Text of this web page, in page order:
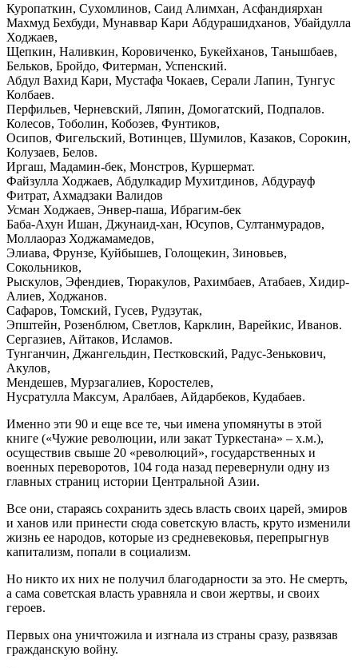
Куропаткин, Сухомлинов, Саид Алимхан, Асфандиярхан
Махмуд Бехбуди, Мунаввар Кари Абдурашидханов, Убайдулла
Ходжаев,
Щепкин, Наливкин, Коровиченко, Букейханов, Танышбаев,
Бельков, Бройдо, Фитерман, Успенский.
Абдул Вахид Кари, Мустафа Чокаев, Серали Лапин, Тунгус
Колбаев.
Перфильев, Черневский, Ляпин, Домогатский, Подпалов.
Колесов, Тоболин, Кобозев, Фунтиков,
Осипов, Фигельский, Вотинцев, Шумилов, Казаков, Сорокин,
Колузаев, Белов.
Иргаш, Мадамин-бек, Монстров, Куршермат.
Файзулла Ходжаев, Абдулкадир Мухитдинов, Абдурауф
Фитрат, Ахмадзаки Валидов
Усман Ходжаев, Энвер-паша, Ибрагим-бек
Баба-Ахун Ишан, Джунаид-хан, Юсупов, Султанмурадов,
Моллаораз Ходжамамедов,
Элиава, Фрунзе, Куйбышев, Голощекин, Зиновьев,
Сокольников,
Рыскулов, Эфендиев, Тюракулов, Рахимбаев, Атабаев, Хидир-
Алиев, Ходжанов.
Сафаров, Томский, Гусев, Рудзутак,
Эпштейн, Розенблюм, Светлов, Карклин, Варейкис, Иванов.
Сергазиев, Айтаков, Исламов.
Тунганчин, Джангельдин, Пестковский, Радус-Зенькович,
Акулов,
Мендешев, Мурзагалиев, Коростелев,
Нусратулла Максум, Аралбаев, Айдарбеков, Кудабаев.
Именно эти 90 и еще все те, чьи имена упомянуты в этой
книге («Чужие революции, или закат Туркестана» – х.м.),
осуществив свыше 20 «революций», государственных и
военных переворотов, 104 года назад перевернули одну из
главных страниц истории Центральной Азии.
Все они, стараясь сохранить здесь власть своих царей, эмиров
и ханов или принести сюда советскую власть, круто изменили
жизнь ее народов, которые из средневековья, перепрыгнув
капитализм, попали в социализм.
Но никто их них не получил благодарности за это. Не смерть,
а сама советская власть уравняла и свои жертвы, и своих
героев.
Первых она уничтожила и изгнала из страны сразу, развязав
гражданскую войну.